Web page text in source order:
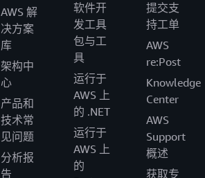
AWS 解
决方案
库
架构中
心
产品和
技术常
见问题
分析报
告
软件开
发工具
包与工
具
运行于
AWS 上
的 .NET
运行于
AWS 上
的
提交支
持工单
AWS
re:Post
Knowledge
Center
AWS
Support
概述
获取专